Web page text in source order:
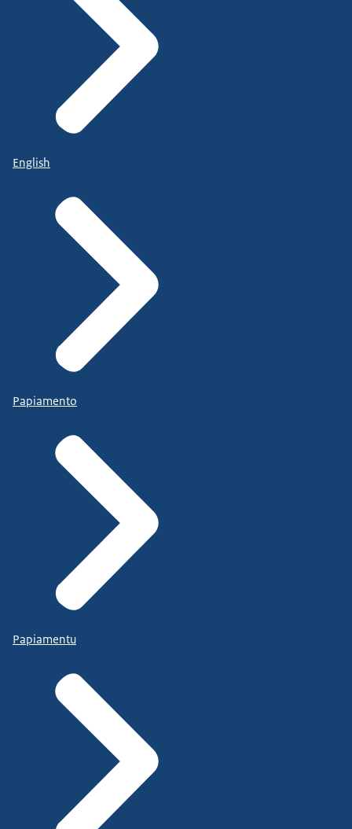
English
Papiamento
Papiamentu